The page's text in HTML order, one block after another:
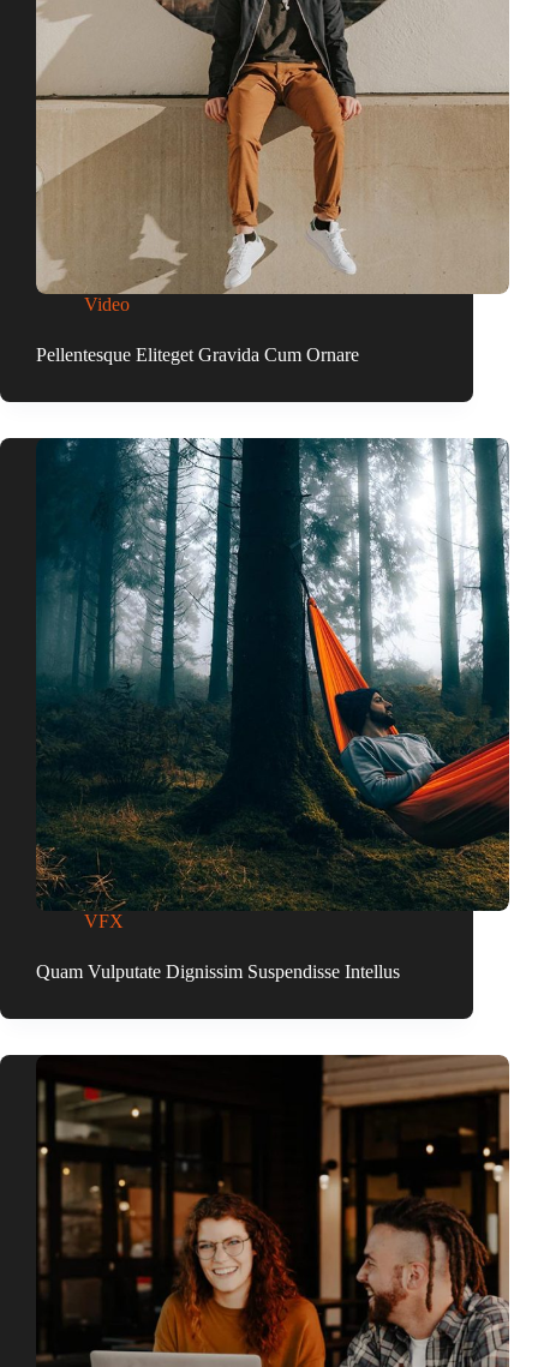
Video
Pellentesque Eliteget Gravida Cum Ornare
VFX
Quam Vulputate Dignissim Suspendisse Intellus